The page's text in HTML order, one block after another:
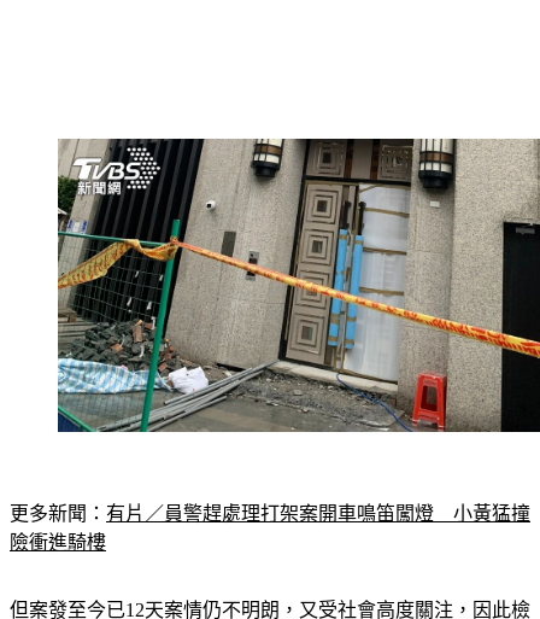
更多新聞： 有片／員警趕處理打架案開車鳴笛闖燈　小黃猛撞
險衝進騎樓
但案發至今已12天案情仍不明朗，又受社會高度關注，因此檢